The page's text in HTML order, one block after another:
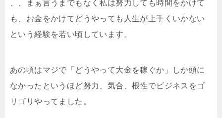
、、まぁ言うまでもなく私は努力しても時間をかけて
も、お金をかけてどうやっても人生が上手くいかない
という経験を若い頃しています。
あの頃はマジで「どうやって大金を稼ぐか」しか頭に
なかったというほど努力、気合、根性でビジネスをゴ
リゴリやってました。